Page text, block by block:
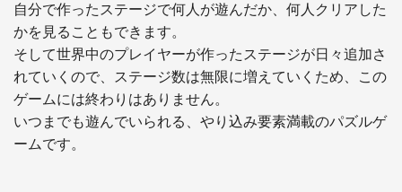
自分で作ったステージで何人が遊んだか、何人クリアした
かを見ることもできます。
そして世界中のプレイヤーが作ったステージが日々追加さ
れていくので、ステージ数は無限に増えていくため、この
ゲームには終わりはありません。
いつまでも遊んでいられる、やり込み要素満載のパズルゲ
ームです。